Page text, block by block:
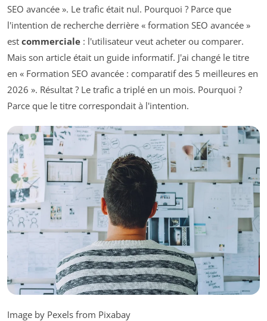
SEO avancée ». Le trafic était nul. Pourquoi ? Parce que
l'intention de recherche derrière « formation SEO avancée »
est commerciale : l'utilisateur veut acheter ou comparer.
Mais son article était un guide informatif. J'ai changé le titre
en « Formation SEO avancée : comparatif des 5 meilleures en
2026 ». Résultat ? Le trafic a triplé en un mois. Pourquoi ?
Parce que le titre correspondait à l'intention.
Image by Pexels from Pixabay